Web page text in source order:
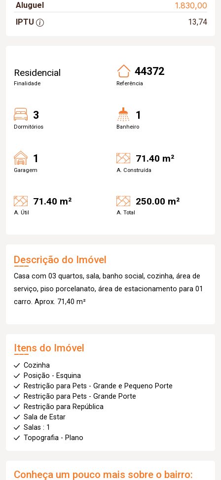
Aluguel 1.830,00
IPTU 13,74
Residencial
Finalidade
44372
Referência
3
Dormitórios
1
Banheiro
1
Garagem
71.40 m²
A. Construída
71.40 m²
A. Útil
250.00 m²
A. Total
Descrição do Imóvel
Casa com 03 quartos, sala, banho social, cozinha, área de
serviço, piso porcelanato, área de estacionamento para 01
carro. Aprox. 71,40 m²
Itens do Imóvel
Cozinha
Posição - Esquina
Restrição para Pets - Grande e Pequeno Porte
Restrição para Pets - Grande Porte
Restrição para República
Sala de Estar
Salas : 1
Topografia - Plano
Conheça um pouco mais sobre o bairro: